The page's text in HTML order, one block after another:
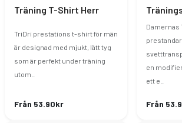
Träning T-Shirt Herr
TriDri prestations t-shirt för män
är designad med mjukt, lätt tyg
som är perfekt under träning
utom..
Från 53.90kr
Damernas
en
ett e..
Från